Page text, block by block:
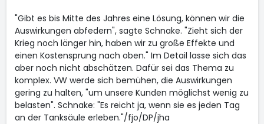
"Gibt es bis Mitte des Jahres eine Lösung, können wir die
Auswirkungen abfedern", sagte Schnake. "Zieht sich der
Krieg noch länger hin, haben wir zu große Effekte und
einen Kostensprung nach oben." Im Detail lasse sich das
aber noch nicht abschätzen. Dafür sei das Thema zu
komplex. VW werde sich bemühen, die Auswirkungen
gering zu halten, "um unsere Kunden möglichst wenig zu
belasten". Schnake: "Es reicht ja, wenn sie es jeden Tag
an der Tanksäule erleben."/fjo/DP/jha